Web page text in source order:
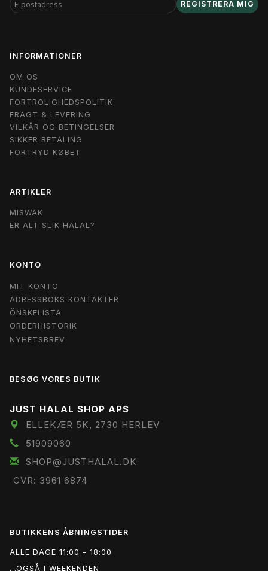
POSTADRESS
REGISTRERA MIG
INFORMATIONER
OM OS
KUNDESERVICE
FORTROLIGHEDSPOLITIK
FRAGT & LEVERING
VILKÅR OG BETINGELSER
SIKKER BETALING
FORTRYD KØBET
ARTIKLER
MISWAK
ER ALT SLIK HALAL?
KONTO
MIT KONTO
ADRESSBOKS KONTAKTER
ÖNSKELISTA
ORDERHISTORIK
NYHETSBREV
BESØG VORES BUTIK
JUST HALAL SHOP APS
ELLEKÆR 5K, 2730 HERLEV
51909060
SHOP@JUSTHALAL.DK
CVR: 3961 6874
BUTIKKENS ÅBNINGSTIDER
ALLE DAGE 11:00 - 18:00
...OGSÅ I WEEKENDEN